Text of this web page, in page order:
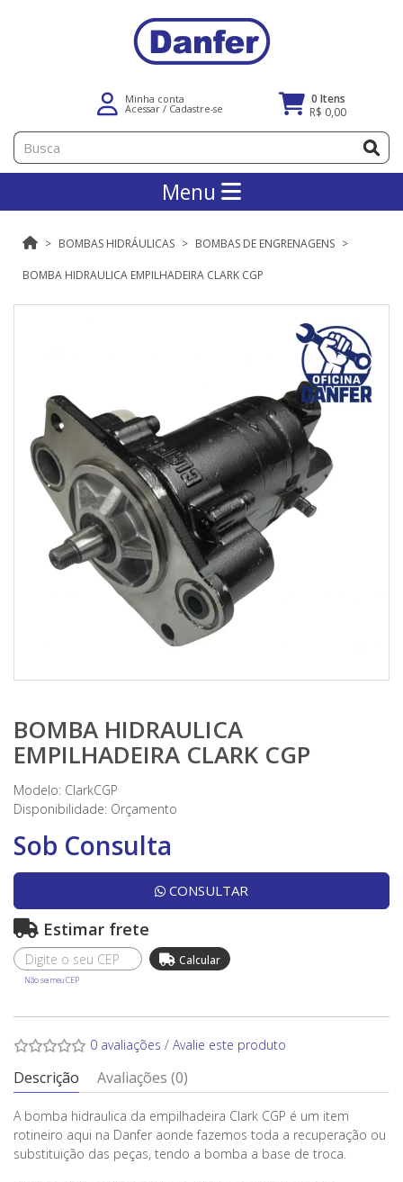
Minha conta
Acessar / Cadastre-se
0 Itens
R$ 0,00
Menu
BOMBAS HIDRÁULICAS BOMBAS DE ENGRENAGENS
BOMBA HIDRAULICA EMPILHADEIRA CLARK CGP
BOMBA HIDRAULICA
EMPILHADEIRA CLARK CGP
Modelo: ClarkCGP
Disponibilidade: Orçamento
Sob Consulta
CONSULTAR
Estimar frete
Não sei meu CEP
0 avaliações / Avalie este produto
Descrição Avaliações (0)
A bomba hidraulica da empilhadeira Clark CGP é um item
rotineiro aqui na Danfer aonde fazemos toda a recuperação ou
substituição das peças, tendo a bomba a base de troca.